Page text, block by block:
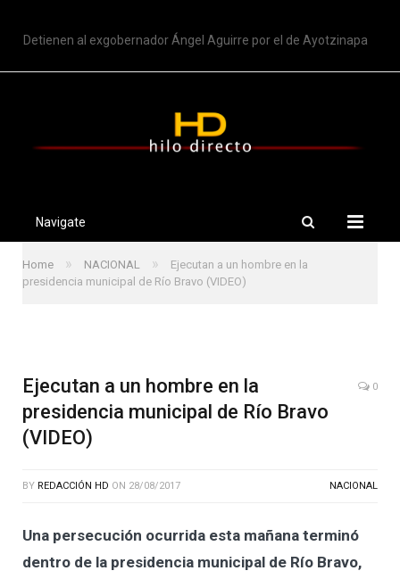
Detienen al exgobernador Ángel Aguirre por el de Ayotzinapa
Navigate
Home » NACIONAL »
Ejecutan a un hombre en la
presidencia municipal de Río Bravo (VIDEO)
Ejecutan a un hombre en la
presidencia municipal de Río Bravo
(VIDEO)
0
BY REDACCIÓN HD ON 28/08/2017 NACIONAL
Una persecución ocurrida esta mañana terminó
dentro de la presidencia municipal de Río Bravo,